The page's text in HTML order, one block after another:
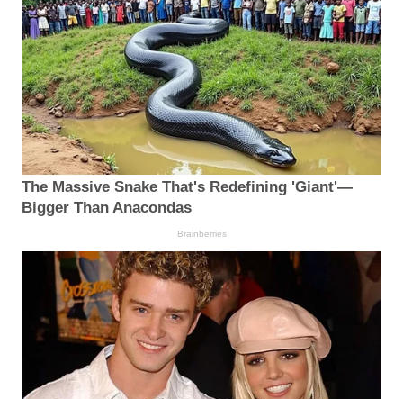
The Massive Snake That's Redefining 'Giant'—
Bigger Than Anacondas
Brainberries